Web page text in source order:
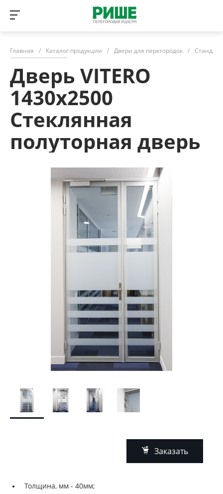
Главная / Каталог продукции / Двери для перегородок /
Дверь VITERO
1430x2500
Стеклянная
полуторная дверь
Заказать
Толщина, мм - 40мм;